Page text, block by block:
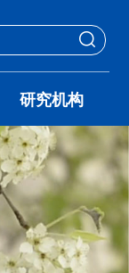
研究机构